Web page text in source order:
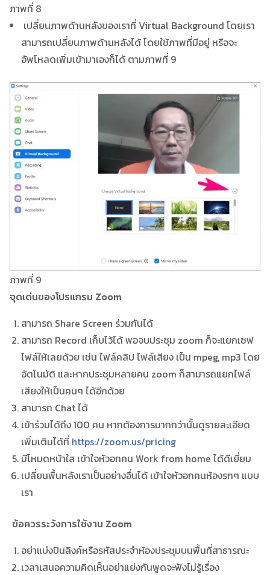
ภาพที่ 8
เปลี่ยนภาพด้านหลังของเราที่ Virtual Background โดยเรา
สามารถเปลี่ยนภาพด้านหลังได้ โดยใช้ภาพที่มีอยู่ หรือจะ
อัพโหลดเพิ่มเข้ามาเองก็ได้ ตามภาพที่ 9
ภาพที่ 9
จุดเด่นของโปรแกรม Zoom
สามารถ Share Screen ร่วมกันได้
สามารถ Record เก็บไว้ได้ พอจบประชุม zoom ก็จะแยกเซฟ
ไฟล์ให้เลยด้วย เช่น ไฟล์คลิป ไฟล์เสียง เป็น mpeg, mp3 โดย
อัตโนมัติ และหากประชุมหลายคน zoom ก็สามารถแยกไฟล์
เสียงให้เป็นคนๆ ได้อีกด้วย
สามารถ Chat ได้
เข้าร่วมได้ถึง 100 คน หากต้องการมากกว่านั้นดูรายละเอียด
เพิ่มเติมได้ที่ https://zoom.us/pricing
มีโหมดหน้าใส เข้าใจหัวอกคน Work from home ได้ดีเยี่ยม
เปลี่ยนพื้นหลังเราเป็นอย่างอื่นได้ เข้าใจหัวอกคนห้องรกๆ แบบ
เรา
ข้อควรระวังการใช้งาน Zoom
อย่าแบ่งปันลิงค์หรือรหัสประจำห้องประชุมบนพื้นที่สาธารณะ
เวลาเสนอความคิดเห็นอย่าแย่งกันพูดจะฟังไม่รู้เรื่อง